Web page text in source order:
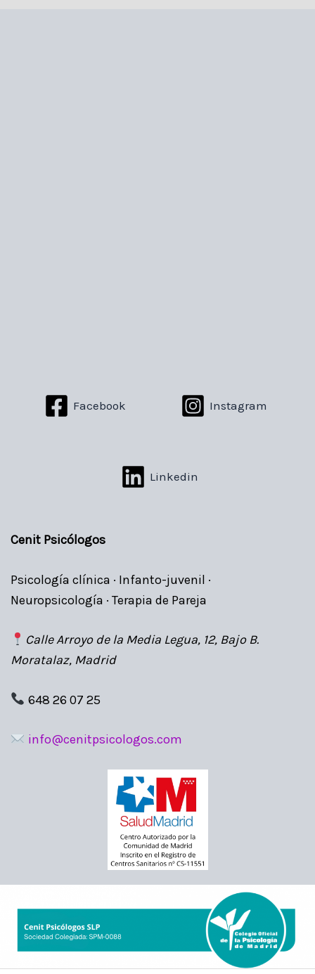
Facebook Instagram
Linkedin
Cenit Psicólogos
Psicología clínica · Infanto-juvenil ·
Neuropsicología · Terapia de Pareja
Calle Arroyo de la Media Legua, 12, Bajo B.
Moratalaz, Madrid
648 26 07 25
info@cenitpsicologos.com